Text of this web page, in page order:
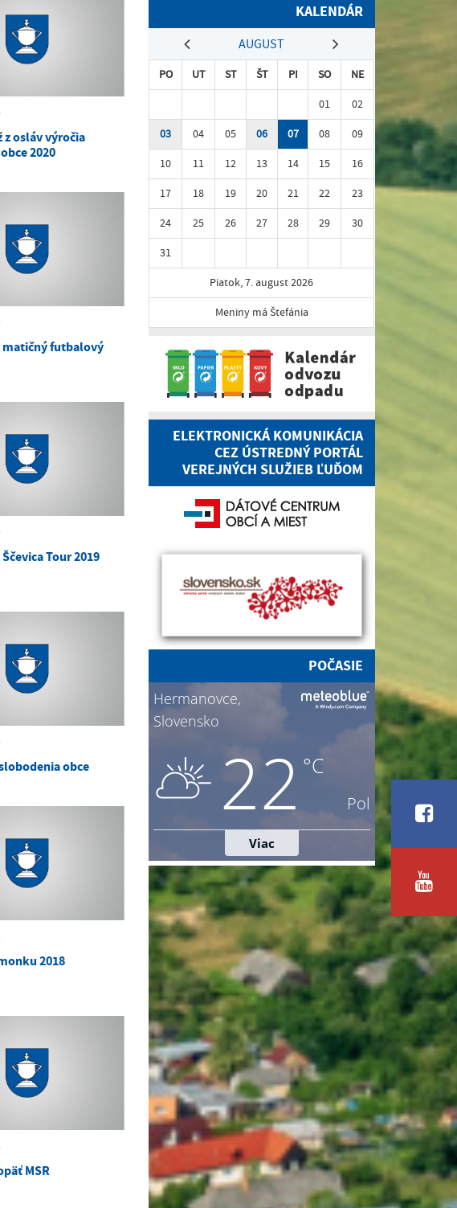
osláv výročia
2020
matičný futbalový
Tour 2019
obce
2018
MSR
KALENDÁR
AUGUST
PO UT ST ŠT PI SO
NE
01
02
03
04 05 06 07 08
09
10
11 12 13 14 15
16
17
18 19 20 21 22
23
24
25 26 27 28 29
30
31
Piatok, 7. august 2026
Meniny má Štefánia
ELEKTRONICKÁ KOMUNIKÁCIA
CEZ ÚSTREDNÝ PORTÁL
VEREJNÝCH SLUŽIEB ĽUĎOM
POČASIE